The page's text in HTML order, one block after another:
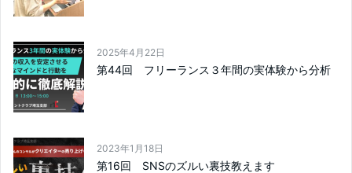
2025年4月22日
第44回 フリーランス３年間の実体験から分析
2023年1月18日
第16回 SNSのズルい裏技教えます